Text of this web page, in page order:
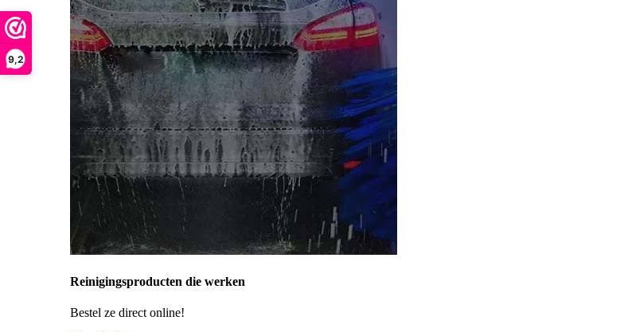
9,2
Reinigingsproducten die werken
Bestel ze direct online!